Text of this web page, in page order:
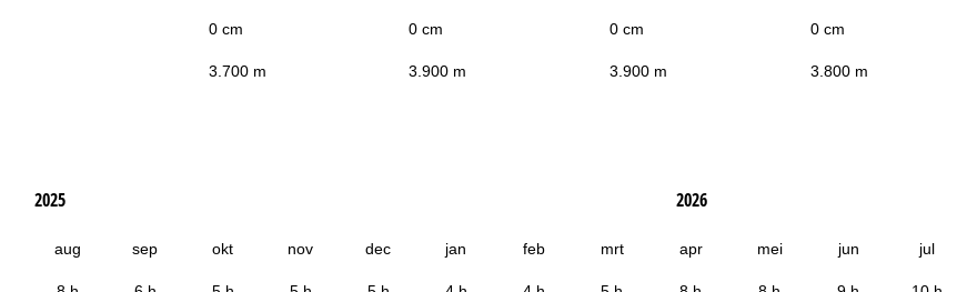
0 cm 0 cm 0 cm 0 cm
3.700 m 3.900 m 3.900 m 3.800 m
2025 2026
aug sep okt nov dec jan feb mrt apr mei jun jul